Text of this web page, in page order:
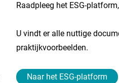
Raadpleeg het ESG-
U vindt er alle nuttige
praktijkvoorbeelden.
Naar het ESG-platform